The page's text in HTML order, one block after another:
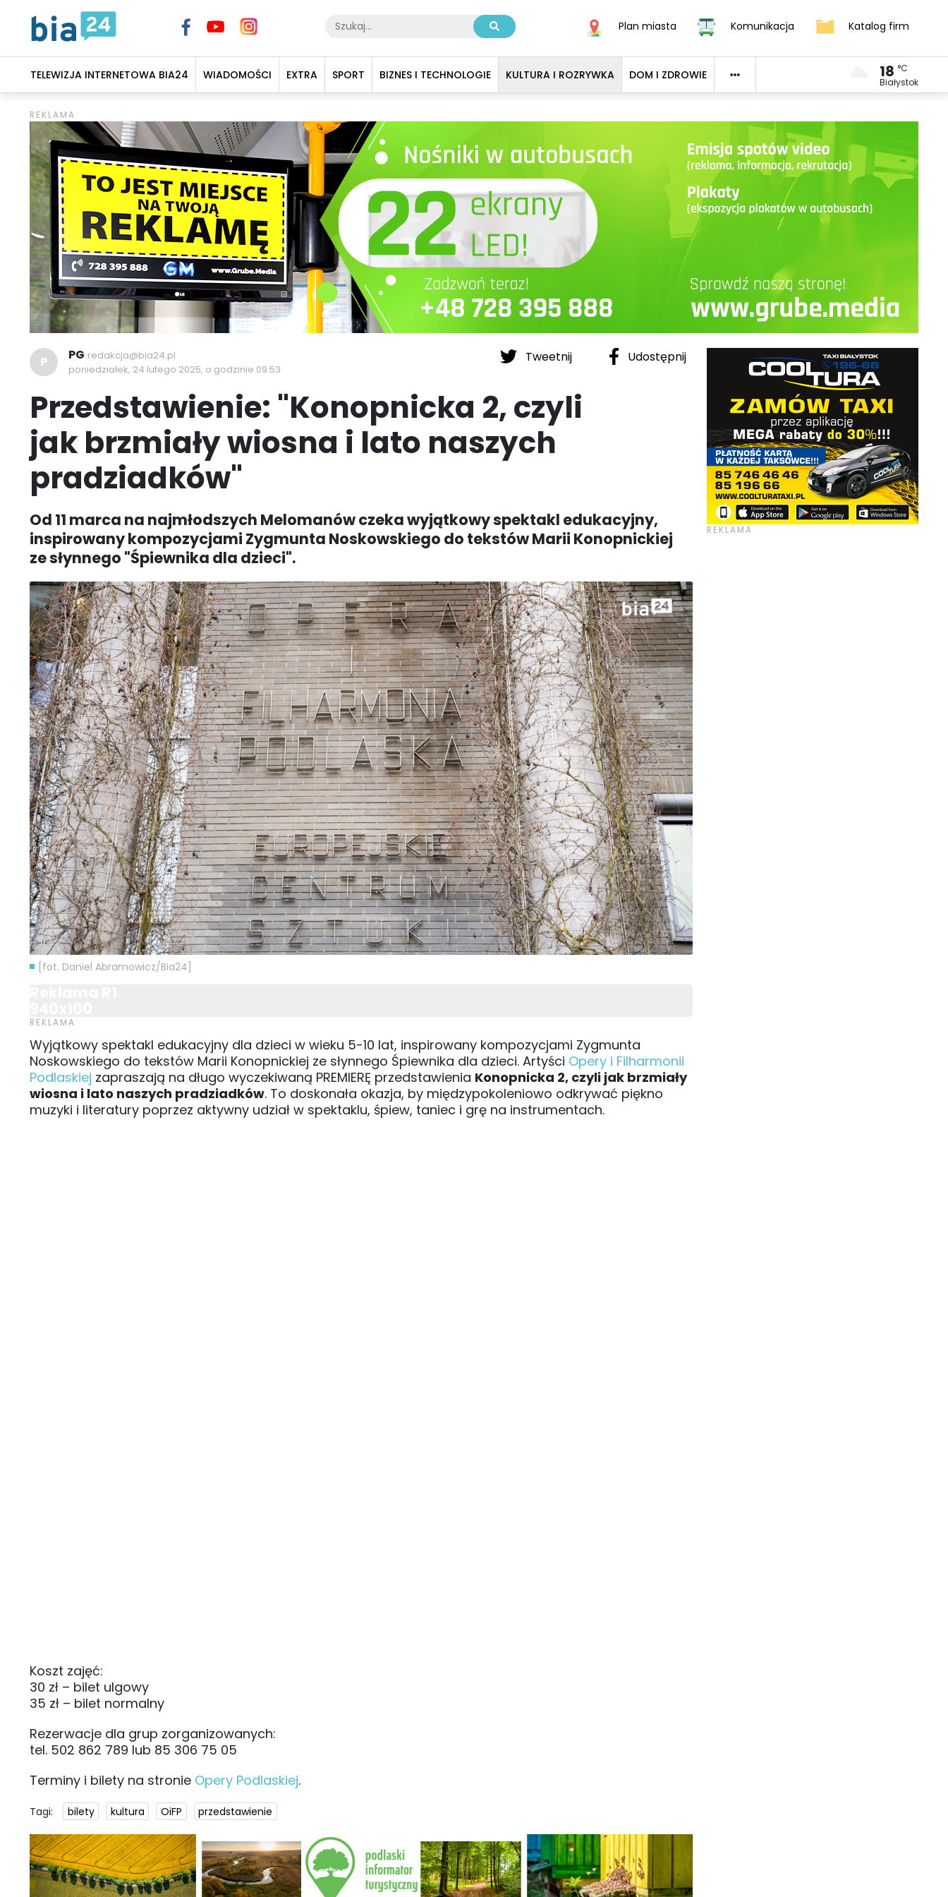
Plan miasta Komunikacja Katalog firm
TELEWIZJA INTERNETOWA BIA24 WIADOMOŚCI EXTRA SPORT BIZNES I TECHNOLOGIE KULTURA I ROZRYWKA DOM I ZDROWIE 18 °C
Białystok
Tweetnij Udostępnij
P PG redakcja@bia24.pl
poniedziałek, 24 lutego 2025, o godzinie 09:53
Przedstawienie: "Konopnicka 2, czyli
jak brzmiały wiosna i lato naszych
pradziadków"
Od 11 marca na najmłodszych Melomanów czeka wyjątkowy spektakl edukacyjny,
inspirowany kompozycjami Zygmunta Noskowskiego do tekstów Marii Konopnickiej
ze słynnego "Śpiewnika dla dzieci".
[fot. Daniel Abramowicz/Bia24]
Wyjątkowy spektakl edukacyjny dla dzieci w wieku 5-10 lat, inspirowany kompozycjami Zygmunta
Noskowskiego do tekstów Marii Konopnickiej ze słynnego Śpiewnika dla dzieci. Artyści Opery i Filharmonii
Podlaskiej zapraszają na długo wyczekiwaną PREMIERĘ przedstawienia Konopnicka 2, czyli jak brzmiały
wiosna i lato naszych pradziadków. To doskonała okazja, by międzypokoleniowo odkrywać piękno
muzyki i literatury poprzez aktywny udział w spektaklu, śpiew, taniec i grę na instrumentach.
Koszt zajęć:
30 zł – bilet ulgowy
35 zł – bilet normalny
Rezerwacje dla grup zorganizowanych:
tel. 502 862 789 lub 85 306 75 05
Terminy i bilety na stronie Opery Podlaskiej.
Tagi: bilety kultura OiFP przedstawienie